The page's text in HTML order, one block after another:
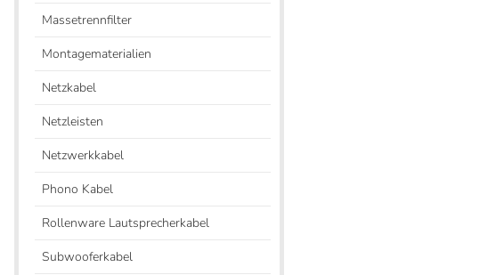
Massetrennfilter
Montagematerialien
Netzkabel
Netzleisten
Netzwerkkabel
Phono Kabel
Rollenware Lautsprecherkabel
Subwooferkabel